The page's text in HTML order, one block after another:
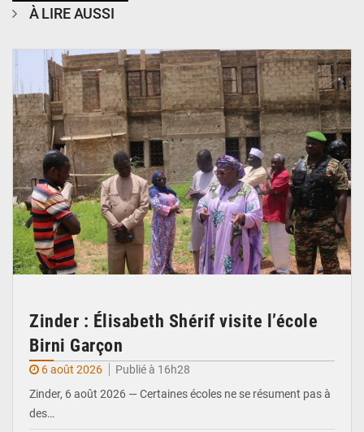
À LIRE AUSSI
Zinder : Élisabeth Shérif visite l’école
Birni Garçon
6 août 2026
Publié à 16h28
Zinder, 6 août 2026 — Certaines écoles ne se résument pas à
des…